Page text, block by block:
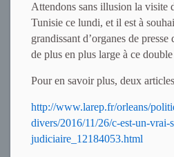
Attendons sans illusion la visite
Tunisie ce lundi, et il est à
grandissant d’organes de
de plus en plus large à ce double
Pour en savoir plus, deux
http://www.larep.fr/orleans/
divers/2016/11/26/c-est-un-vrai-
judiciaire_12184053.html